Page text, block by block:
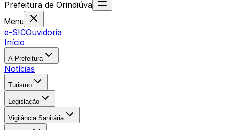
Prefeitura de Orindiúva
Menu
e-SICOuvidoria
Início
A Prefeitura
Notícias
Turismo
Legislação
Vigilância Sanitária